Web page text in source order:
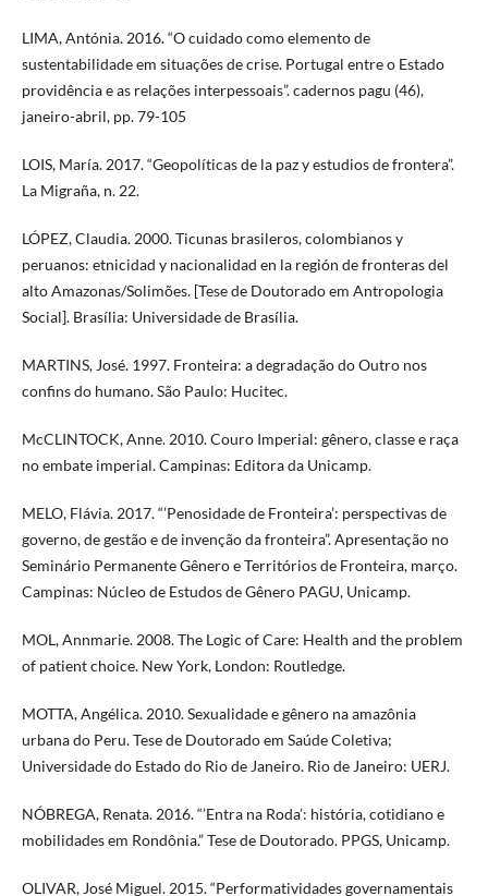
LIMA, Antónia. 2016. “O cuidado como elemento de
sustentabilidade em situações de crise. Portugal entre o Estado
providência e as relações interpessoais”. cadernos pagu (46),
janeiro-abril, pp. 79-105
LOIS, María. 2017. “Geopolíticas de la paz y estudios de frontera”.
La Migraña, n. 22.
LÓPEZ, Claudia. 2000. Ticunas brasileros, colombianos y
peruanos: etnicidad y nacionalidad en la región de fronteras del
alto Amazonas/Solimões. [Tese de Doutorado em Antropologia
Social]. Brasília: Universidade de Brasília.
MARTINS, José. 1997. Fronteira: a degradação do Outro nos
confins do humano. São Paulo: Hucitec.
McCLINTOCK, Anne. 2010. Couro Imperial: gênero, classe e raça
no embate imperial. Campinas: Editora da Unicamp.
MELO, Flávia. 2017. “’Penosidade de Fronteira’: perspectivas de
governo, de gestão e de invenção da fronteira”. Apresentação no
Seminário Permanente Gênero e Territórios de Fronteira, março.
Campinas: Núcleo de Estudos de Gênero PAGU, Unicamp.
MOL, Annmarie. 2008. The Logic of Care: Health and the problem
of patient choice. New York, London: Routledge.
MOTTA, Angélica. 2010. Sexualidade e gênero na amazônia
urbana do Peru. Tese de Doutorado em Saúde Coletiva;
Universidade do Estado do Rio de Janeiro. Rio de Janeiro: UERJ.
NÓBREGA, Renata. 2016. “’Entra na Roda’: história, cotidiano e
mobilidades em Rondônia.” Tese de Doutorado. PPGS, Unicamp.
OLIVAR, José Miguel. 2015. “Performatividades governamentais